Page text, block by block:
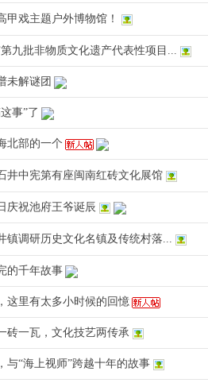
甲戏主题户外博物馆！
九批非物质文化遗产代表性项目...
未解谜团
事”了
北部的一个
井中宪第有座闽南红砖文化展馆
庆祝池府王爷诞辰
镇调研历史文化名镇及传统村落...
的千年故事
这里有太多小时候的回憶
砖一瓦，文化技艺两传承
与“海上视师”跨越十年的故事